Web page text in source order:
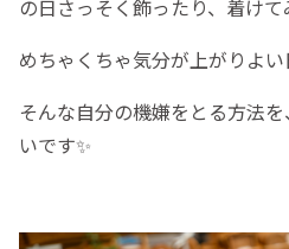
の日さっそく飾ったり、着けて
めちゃくちゃ気分が上がりよ
そんな自分の機嫌をとる方法
いです✨